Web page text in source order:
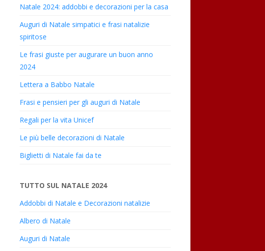
Natale 2024: addobbi e decorazioni per la casa
Auguri di Natale simpatici e frasi natalizie
spiritose
Le frasi giuste per augurare un buon anno
2024
Lettera a Babbo Natale
Frasi e pensieri per gli auguri di Natale
Regali per la vita Unicef
Le più belle decorazioni di Natale
Biglietti di Natale fai da te
TUTTO SUL NATALE 2024
Addobbi di Natale e Decorazioni natalizie
Albero di Natale
Auguri di Natale